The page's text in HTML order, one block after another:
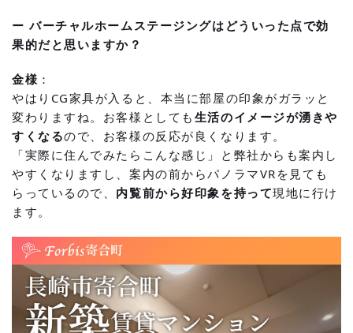
ー バーチャルホームステージングはどういった点で効
果的だと思いますか？
金様 ：
やはりCG家具が入ると、本当に部屋の印象がガラッと
変わりますね。お客様としても 生活のイメージが湧きや
すくなるので、お客様の反応が良くなります。
「実際に住んでみたらこんな感じ」と弊社からも案内し
やすくなりますし、案内の前からパノラマVRを見ても
らっているので、 内覧前から好印象を持って現地に行け
ます。